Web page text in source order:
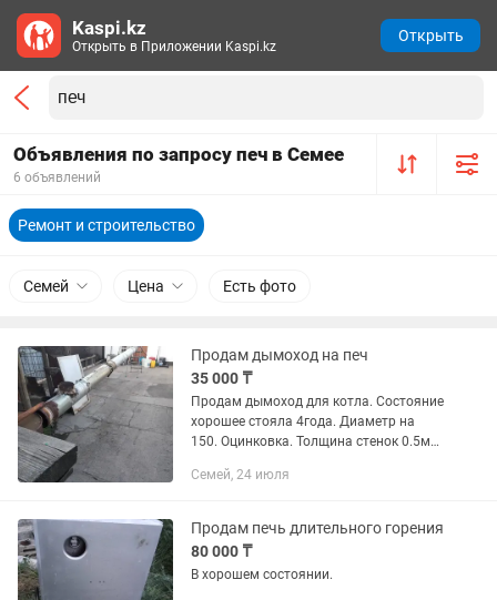
Объявления по запросу печ в Семее
6 объявлений
Ремонт и строительство
Семей Цена Есть фото
Продам дымоход на печ
35 000 ₸
Продам дымоход для котла. Состояние
хорошее стояла 4года. Диаметр на
150. Оцинковка. Толщина стенок 0.5мм.
отводом к печке. Только надо заново
Семей, 24 июля
Продам печь длительного горения
80 000 ₸
В хорошем состоянии.
Kaspi.kz
Открыть в Приложении Kaspi.kz
Открыть